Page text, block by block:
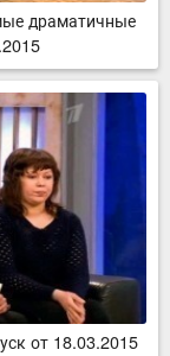
драматичные
от 18.03.2015